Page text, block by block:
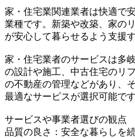
家・住宅業関連業者は快適で
業種です。新築や改築、家の
が安心して暮らせるよう支援
家・住宅業者のサービスは多
の設計や施工、中古住宅のリ
の不動産の管理などがあり、
最適なサービスが選択可能です
サービスや事業者選びの観点
品質の良さ：安全な暮らしを